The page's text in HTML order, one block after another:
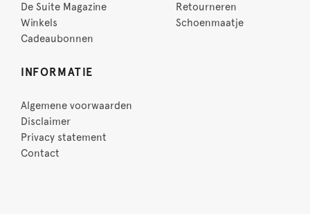
De Suite Magazine
Winkels
Cadeaubonnen
Retourneren
Schoenmaatje
INFORMATIE
Algemene voorwaarden
Disclaimer
Privacy statement
Contact